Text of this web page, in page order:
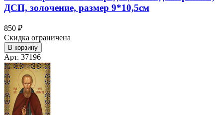
ДСП, золочение, размер 9*10,5см
850 ₽
Скидка ограничена
В корзину
Арт. 37196